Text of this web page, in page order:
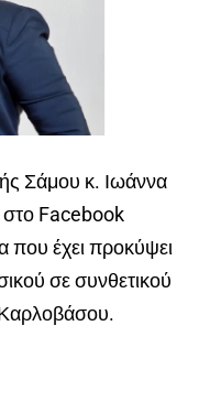
Σάμου κ. Ιωάννα
στο Facebook
που έχει προκύψει
σε συνθετικού